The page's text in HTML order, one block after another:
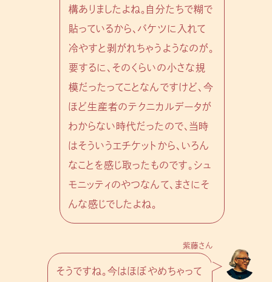
構ありましたよね。自分たちで糊で
貼っているから、バケツに入れて
冷やすと剥がれちゃうようなのが。
要するに、そのくらいの小さな規
模だったってことなんですけど、今
ほど生産者のテクニカルデータが
わからない時代だったので、当時
はそういうエチケットから、いろん
なことを感じ取ったものです。シュ
モニッティのやつなんて、まさにそ
んな感じでしたよね。
紫藤さん
そうですね。今はほぼやめちゃって